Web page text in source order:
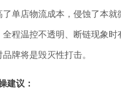
单店物流成本，侵蚀了本就
全程温控不透明、断链现象时
牌将是毁灭性打击。
建议：